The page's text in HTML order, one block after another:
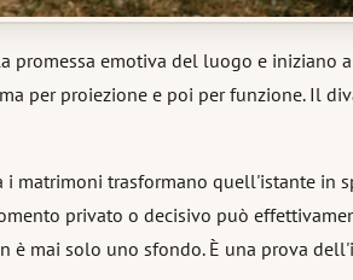
emotiva del luogo e iniziano
per proiezione e poi per funzione. Il
matrimoni trasformano quell'istante in
privato o decisivo può
è mai solo uno sfondo. È una prova